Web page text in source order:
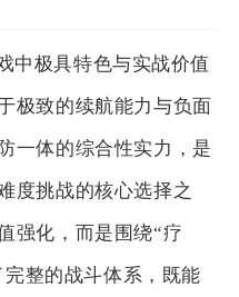
中极具特色与实战价值
极致的续航能力与负面
一体的综合性实力，是
度挑战的核心选择之
强化，而是围绕“疗
整的战斗体系，既能